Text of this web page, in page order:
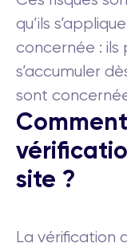
qu’ils
concernée :
s’accumuler
sont
site ?
La vérification